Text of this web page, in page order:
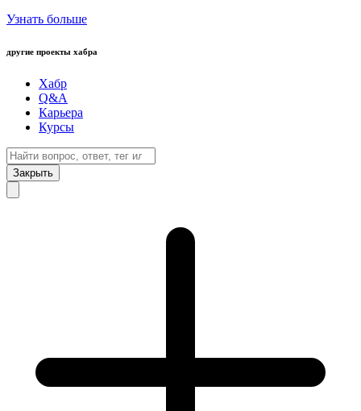
Узнать больше
другие проекты хабра
Хабр
Q&A
Карьера
Курсы
Закрыть